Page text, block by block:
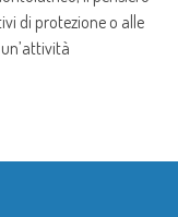
di protezione o alle